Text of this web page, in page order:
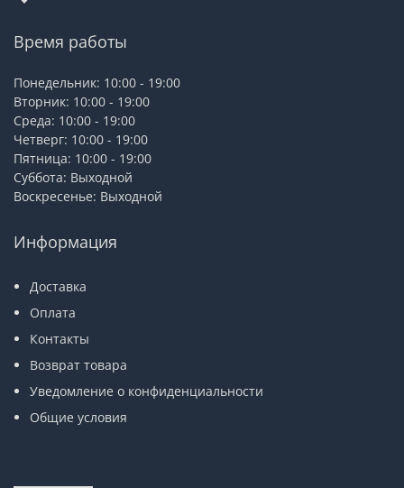
Время работы
Понедельник: 10:00 - 19:00
Вторник: 10:00 - 19:00
Среда: 10:00 - 19:00
Четверг: 10:00 - 19:00
Пятница: 10:00 - 19:00
Суббота: Выходной
Воскресенье: Выходной
Информация
Доставка
Оплата
Контакты
Возврат товара
Уведомление о конфиденциальности
Общие условия